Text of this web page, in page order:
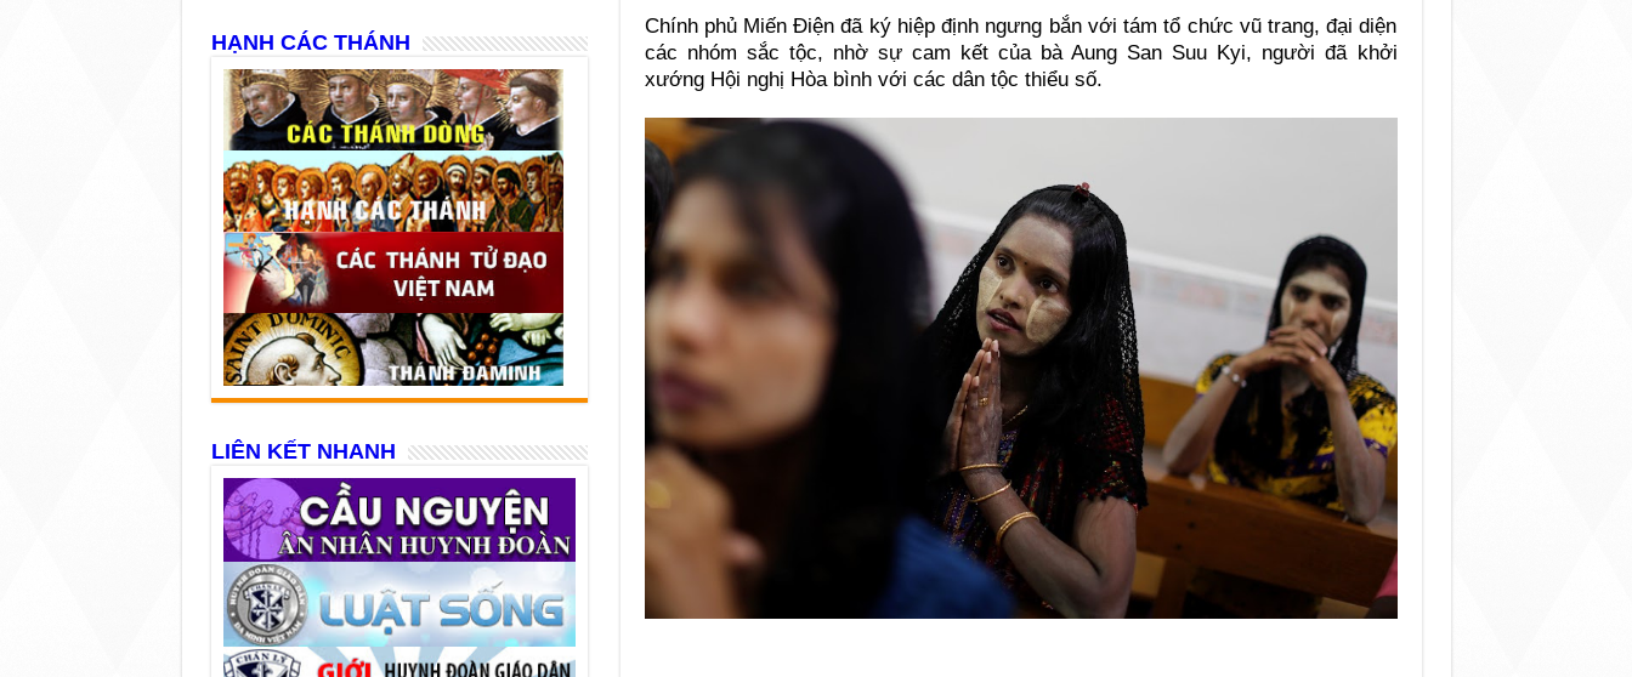
Chính phủ Miến Điện đã ký hiệp định ngưng bắn với tám tổ chức vũ trang, đại diện
các nhóm sắc tộc, nhờ sự cam kết của bà Aung San Suu Kyi, người đã khởi
xướng Hội nghị Hòa bình với các dân tộc thiểu số.
HẠNH CÁC THÁNH
LIÊN KẾT NHANH